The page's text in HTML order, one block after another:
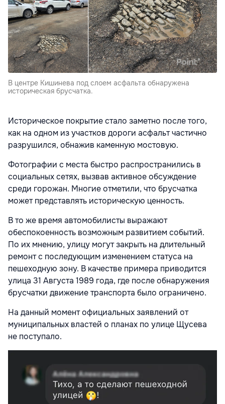
В центре Кишинева под слоем асфальта обнаружена
историческая брусчатка.
Историческое покрытие стало заметно после того,
как на одном из участков дороги асфальт частично
разрушился, обнажив каменную мостовую.
Фотографии с места быстро распространились в
социальных сетях, вызвав активное обсуждение
среди горожан. Многие отметили, что брусчатка
может представлять историческую ценность.
В то же время автомобилисты выражают
обеспокоенность возможным развитием событий.
По их мнению, улицу могут закрыть на длительный
ремонт с последующим изменением статуса на
пешеходную зону. В качестве примера приводится
улица 31 Августа 1989 года, где после обнаружения
брусчатки движение транспорта было ограничено.
На данный момент официальных заявлений от
муниципальных властей о планах по улице Щусева
не поступало.